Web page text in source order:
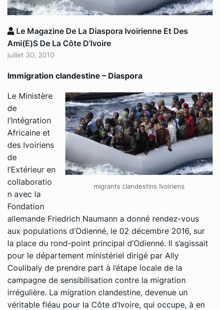
Le Magazine De La Diaspora Ivoirienne Et Des
Ami(e)s De La Côte D’Ivoire
juillet 30, 2010
Immigration clandestine – Diaspora
migrants clandestins Ivoiriens
Le Ministère
de
l’Intégration
Africaine et
des Ivoiriens
de
l’Extérieur en
collaboratio
n avec la
Fondation
allemande Friedrich Naumann a donné rendez-vous
aux populations d’Odienné, le 02 décembre 2016, sur
la place du rond-point principal d’Odienné. Il s’agissait
pour le département ministériel dirigé par Ally
Coulibaly de prendre part à l’étape locale de la
campagne de sensibilisation contre la migration
irrégulière. La migration clandestine, devenue un
véritable fléau pour la Côte d’Ivoire, qui occupe, à en